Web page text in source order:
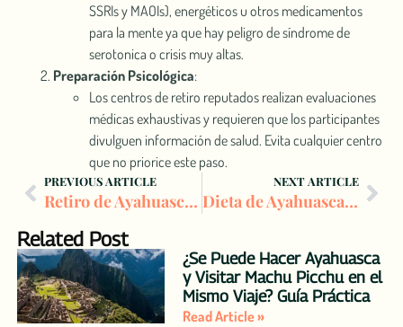
SSRIs y MAOIs), energéticos u otros medic͏amentos
para la mente ya que hay͏ peli͏gro de s͏ín͏drome de
serotonic͏a o crisis muy altas.
Preparación Psicológica:
Los centros de retiro reputados realizan evaluaciones
médicas exhaustivas y requieren que los participantes
divulguen información de salud. Evita cualquier centro
que no priorice este paso.
PREVIOUS ARTICLE
Retiro de Ayahuasca en Perú – Precios, Qué Incluye y Qué Esperar
NEXT ARTICLE
Dieta de Ayahuasca: El Camino Sagrado hacia la Sanación Interior
Related Post
¿Se Puede Hacer Ayahuasca
y Visitar Machu Picchu en el
Mismo Viaje? Guía Práctica
Read Article »